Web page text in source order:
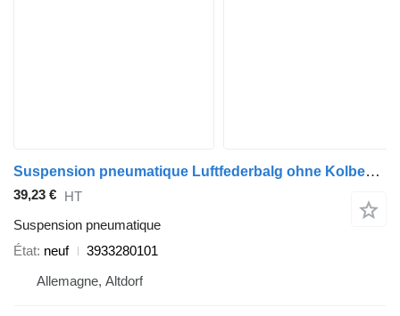
Suspension pneumatique Luftfederbalg ohne Kolben 3933280101 pour tracteur routier Mercedes-Benz
39,23 € HT
Suspension pneumatique
État neuf
3933280101
Allemagne, Altdorf